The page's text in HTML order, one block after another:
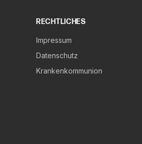
RECHTLICHES
Impressum
Datenschutz
Krankenkommunion